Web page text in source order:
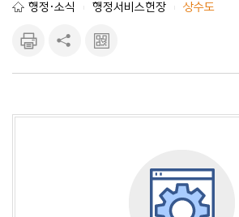
행정·소식 행정서비스헌장 상수도
기
기
크 보